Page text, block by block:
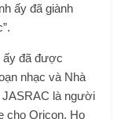
ấy đã giành
ấy đã được
nhạc và Nhà
JASRAC là người
cho Oricon. Họ